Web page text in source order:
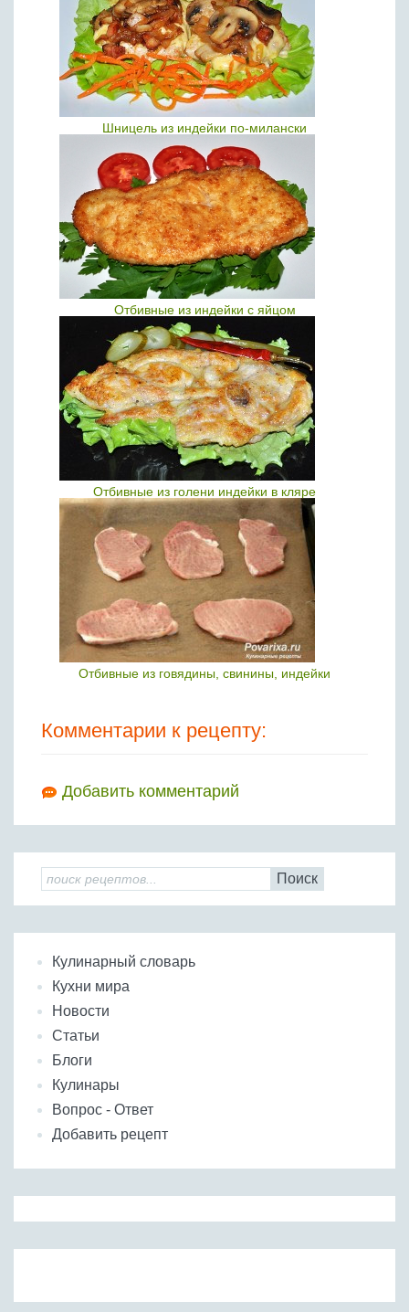
Шницель из индейки по-милански
Отбивные из индейки с яйцом
Отбивные из голени индейки в кляре
Отбивные из говядины, свинины, индейки
Комментарии к рецепту:
Добавить комментарий
Поиск
Кулинарный словарь
Кухни мира
Новости
Статьи
Блоги
Кулинары
Вопрос - Ответ
Добавить рецепт